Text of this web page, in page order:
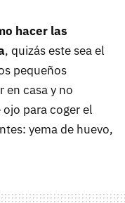
hacer las
, quizás este sea el
pequeños
en casa y no
para coger el
yema de huevo,